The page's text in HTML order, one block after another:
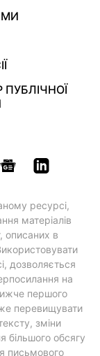
ПУБЛІЧНОЇ
ресурсі,
матеріалів
описаних в
дозволяється
на
першого
перевищувати
зміни
більшого обсягу
письмового